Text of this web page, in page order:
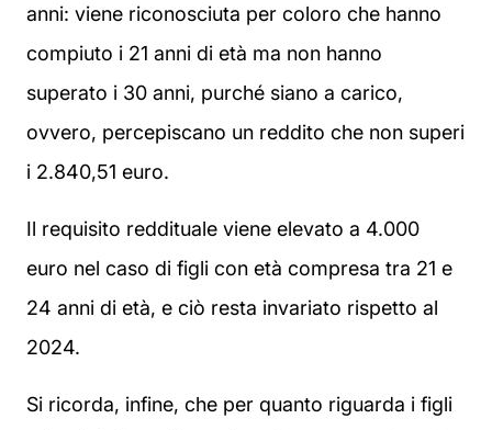
anni: viene riconosciuta per coloro che hanno
compiuto i 21 anni di età ma non hanno
superato i 30 anni, purché siano a carico,
ovvero, percepiscano un reddito che non superi
i 2.840,51 euro.
Il requisito reddituale viene elevato a 4.000
euro nel caso di figli con età compresa tra 21 e
24 anni di età, e ciò resta invariato rispetto al
2024.
Si ricorda, infine, che per quanto riguarda i figli